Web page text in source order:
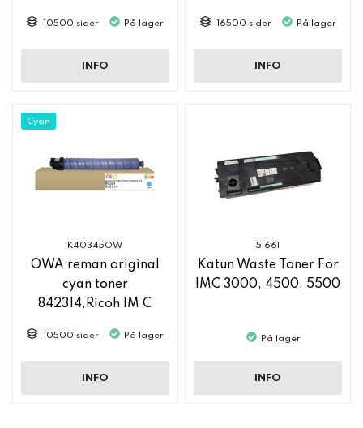
10500 sider På lager
INFO
16500 sider På lager
INFO
Cyan
K40345OW
OWA reman original
cyan toner
842314,Ricoh IM C
10500 sider På lager
INFO
51661
Katun Waste Toner For
IMC 3000, 4500, 5500
På lager
INFO